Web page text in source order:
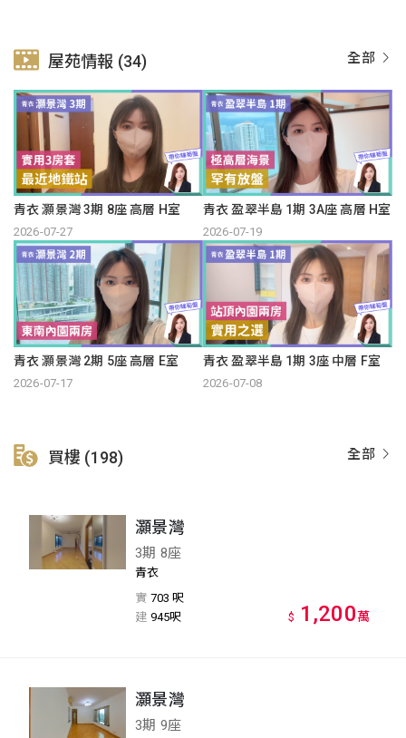
全部
屋苑情報 (34)
青衣 灝景灣 3期 8座 高層 H室
2026-07-27
青衣 盈翠半島 1期 3A座 高層 H室
2026-07-19
青衣 灝景灣 2期 5座 高層 E室
2026-07-17
青衣 盈翠半島 1期 3座 中層 F室
2026-07-08
全部
買樓 (198)
灝景灣
3期 8座
青衣
實 703 呎
建 945呎 $ 1,200萬
灝景灣
3期 9座